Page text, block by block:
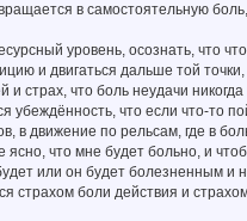
в самостоятельную
уровень, осознать, что
и двигаться дальше той
и страх, что боль неудачи
что если что-то
движение по рельсам, где в
что мне будет больно, и
или он будет болезненным
страхом боли действия и